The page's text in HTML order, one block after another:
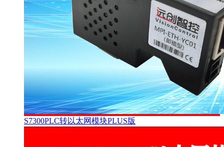
S7300PLC转以太网模块PLUS版